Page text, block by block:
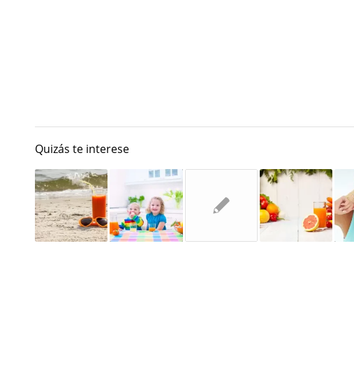
Quizás te interese